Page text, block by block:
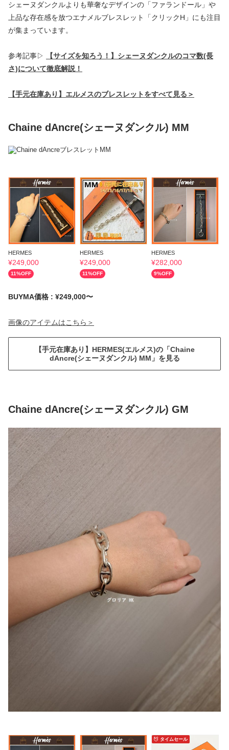
シェーヌダンクルよりも華奢なデザインの「ファランドール」や
上品な存在感を放つエナメルブレスレット「クリックH」にも注目
が集まっています。
参考記事▷
【サイズを知ろう！】シェーヌダンクルのコマ数(長
さ)について徹底解説！
【手元在庫あり】エルメスのブレスレットをすべて見る＞
Chaine dAncre(シェーヌダンクル) MM
HERMES
¥249,000
11%OFF
HERMES
¥249,000
11%OFF
HERMES
¥282,000
9%OFF
BUYMA価格 : ¥249,000〜
画像のアイテムはこちら＞
【手元在庫あり】HERMES(エルメス)の「Chaine
dAncre(シェーヌダンクル) MM」を見る
Chaine dAncre(シェーヌダンクル) GM
タイムセール